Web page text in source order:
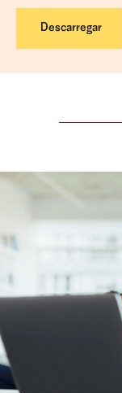
Descarregar